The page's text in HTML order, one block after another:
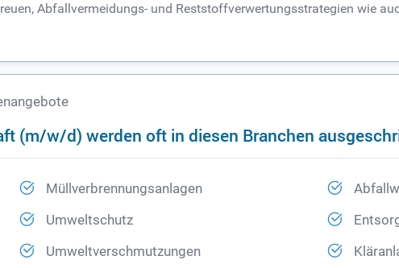
Abfallvermeidungs- und Reststoffverwertungsstrategien wie
(m/w/d) werden oft in diesen Branchen
Müllverbrennungsanlagen
Umweltschutz
Umweltverschmutzungen